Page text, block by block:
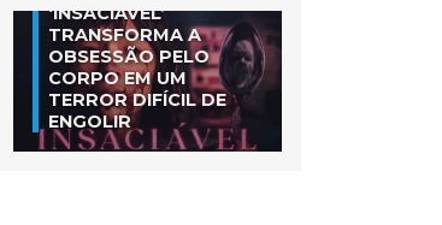
‘INSACIÁVEL’
TRANSFORMA A
OBSESSÃO PELO
CORPO EM UM
TERROR DIFÍCIL DE
ENGOLIR